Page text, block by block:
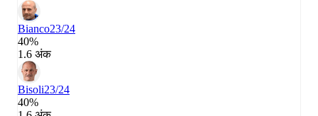
Bianco23/24
40%
1.6 अंक
Bisoli23/24
40%